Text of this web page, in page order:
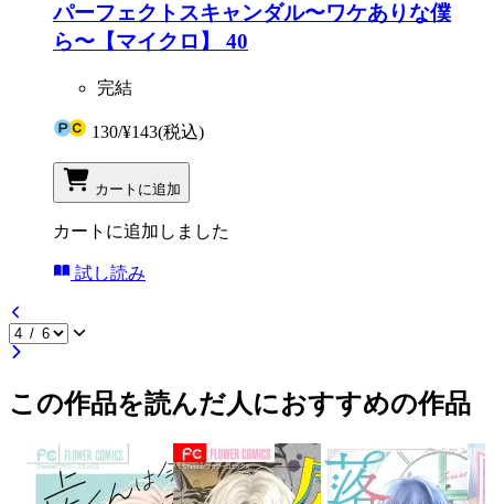
パーフェクトスキャンダル〜ワケありな僕
ら〜【マイクロ】 40
完結
130/¥143(税込)
カートに追加
カートに追加しました
試し読み
この作品を読んだ人におすすめの作品